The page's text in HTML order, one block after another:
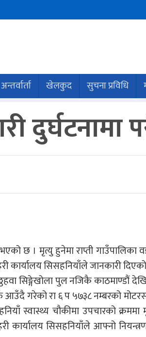
अन्तर्वार्ता खेलकुद सुचना प्रविधि
छ । मृत्यु हुनेमा राप्ती गाउँपालिका
कार्यालय सिसहनियाँले जानकारी
सिङ्गेखोला पुल नजिकै काठमाण्डौं
आउँदै गरेको रा ६ प ५७३८ नम्बरको
स्वास्थ्य चौकीमा उपचारको क्रममा
कार्यालय सिसहनियाँले आफ्नो